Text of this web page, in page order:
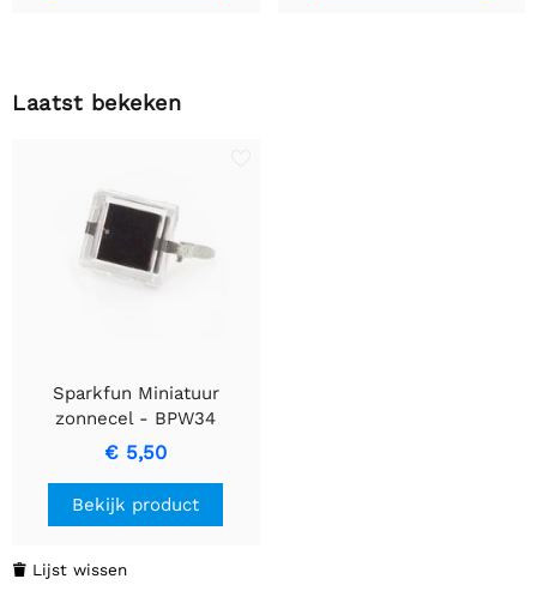
Laatst bekeken
Sparkfun Miniatuur
zonnecel - BPW34
€ 5,50
Bekijk product
 Lijst wissen